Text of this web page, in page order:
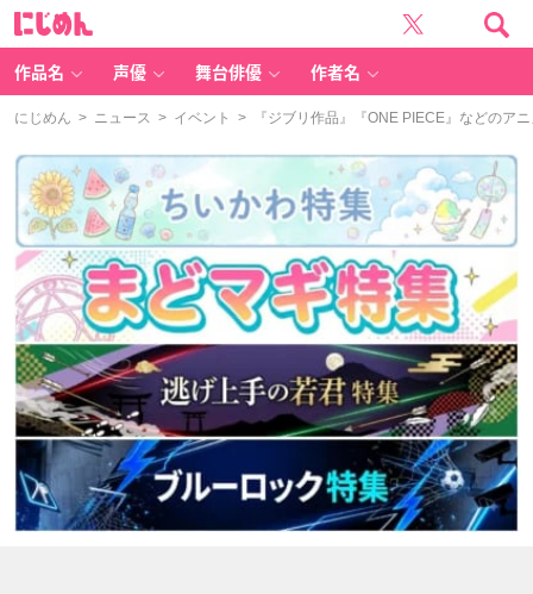
作品名 声優 舞台俳優 作者名
にじめん > ニュース > イベント > 『ジブリ作品』『ONE PIECE』などのア